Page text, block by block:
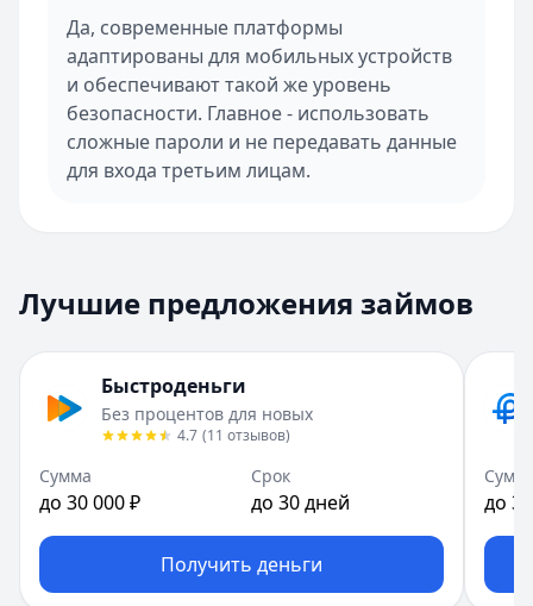
Да, современные платформы
адаптированы для мобильных устройств
и обеспечивают такой же уровень
безопасности. Главное - использовать
сложные пароли и не передавать данные
для входа третьим лицам.
Лучшие предложения займов
Быстроденьги
Без процентов для новых
4.7 (11 отзывов)
Сумма
до 30 000 ₽
Срок
до 30 дней
Получить деньги
до